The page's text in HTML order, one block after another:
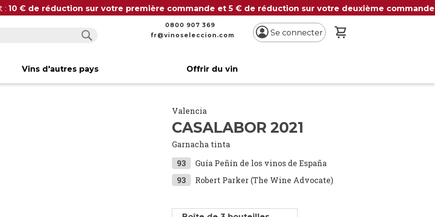
: 10 € de réduction sur votre première commande et 5 € de réduction sur votre deuxième commande
0800 907 369
fr@vinoseleccion.com
Se connecter
Vins d'autres pays Offrir du vin
Valencia
CASALABOR 2021
Garnacha tinta
93
Guía Peñín de los vinos de España
93
Robert Parker (The Wine Advocate)